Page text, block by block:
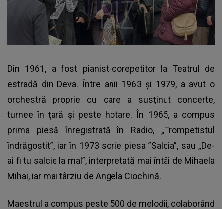
Din 1961, a fost pianist-corepetitor la Teatrul de
estradă din Deva. Între anii 1963 şi 1979, a avut o
orchestră proprie cu care a susţinut concerte,
turnee în ţară şi peste hotare. În 1965, a compus
prima piesă înregistrată în Radio, „Trompetistul
îndrăgostit”, iar în 1973 scrie piesa ”Salcia”, sau „De-
ai fi tu salcie la mal”, interpretată mai întâi de Mihaela
Mihai, iar mai târziu de Angela Ciochină.
Maestrul a compus peste 500 de melodii, colaborând